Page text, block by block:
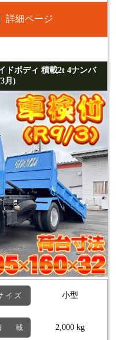
詳細ページ
ドボディ 積載2t 4ナンバ
月)
イ ズ 小型
載 2,000 kg